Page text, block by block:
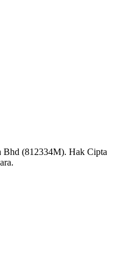
(812334M). Hak Cipta